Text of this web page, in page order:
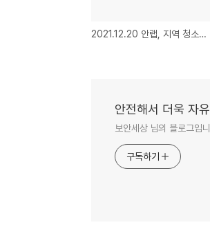
2021.12.20 안랩, 지역 청소년 대상 진로 교육 공로로 성남시 표창 수상
안전해서 더욱 자
보안세상 님의 블로그입
구독하기